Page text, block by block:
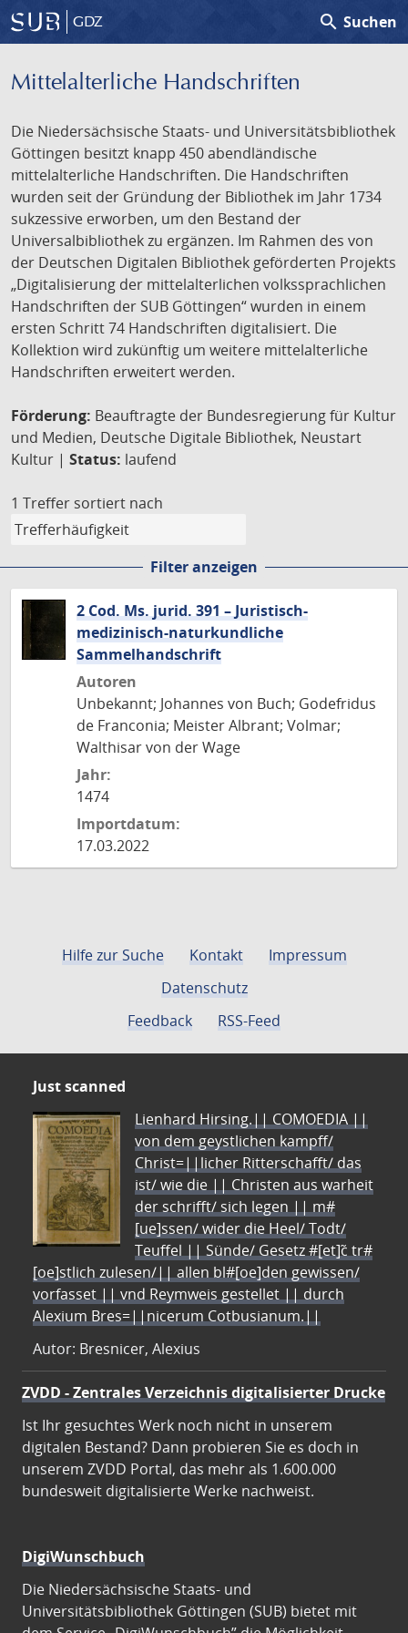
GDZ search Suchen
Mittelalterliche Handschriften
Die Niedersächsische Staats- und Universitätsbibliothek
Göttingen besitzt knapp 450 abendländische
mittelalterliche Handschriften. Die Handschriften
wurden seit der Gründung der Bibliothek im Jahr 1734
sukzessive erworben, um den Bestand der
Universalbibliothek zu ergänzen. Im Rahmen des von
der Deutschen Digitalen Bibliothek geförderten Projekts
„Digitalisierung der mittelalterlichen volkssprachlichen
Handschriften der SUB Göttingen“ wurden in einem
ersten Schritt 74 Handschriften digitalisiert. Die
Kollektion wird zukünftig um weitere mittelalterliche
Handschriften erweitert werden.
Förderung: Beauftragte der Bundesregierung für Kultur
und Medien, Deutsche Digitale Bibliothek, Neustart
Kultur | Status: laufend
1 Treffer sortiert nach
Filter anzeigen
2 Cod. Ms. jurid. 391 – Juristisch-
medizinisch-naturkundliche
Sammelhandschrift
Autoren
Unbekannt; Johannes von Buch; Godefridus
de Franconia; Meister Albrant; Volmar;
Walthisar von der Wage
Jahr:
1474
Importdatum:
17.03.2022
Hilfe zur Suche Kontakt
Impressum
Datenschutz
Feedback
RSS-Feed
Just scanned
Lienhard Hirsing.|| COMOEDIA ||
von dem geystlichen kampff/
Christ=||licher Ritterschafft/ das
ist/ wie die || Christen aus warheit
der schrifft/ sich legen || m#
[ue]ssen/ wider die Heel/ Todt/
Teuffel || Sünde/ Gesetz #[et]c̃ tr#
[oe]stlich zulesen/|| allen bl#[oe]den gewissen/
vorfasset || vnd Reymweis gestellet || durch
Alexium Bres=||nicerum Cotbusianum.||
Autor: Bresnicer, Alexius
ZVDD - Zentrales Verzeichnis digitalisierter Drucke
Ist Ihr gesuchtes Werk noch nicht in unserem
digitalen Bestand? Dann probieren Sie es doch in
unserem ZVDD Portal, das mehr als 1.600.000
bundesweit digitalisierte Werke nachweist.
DigiWunschbuch
Die Niedersächsische Staats- und
Universitätsbibliothek Göttingen (SUB) bietet mit